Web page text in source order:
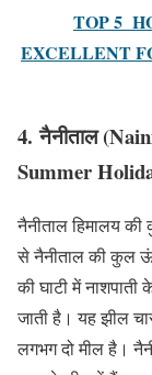
TOP 5
EXCELLENT
4. नैनीताल
Summer
नैनीताल हिमालय
से नैनीताल की कुल
की घाटी में
जाती है। यह झील
लगभग दो मील है।